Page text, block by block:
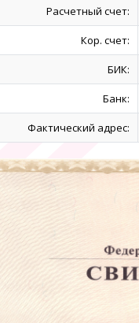
Расчетный счет:
Кор. счет:
БИК:
Банк:
Фактический адрес: